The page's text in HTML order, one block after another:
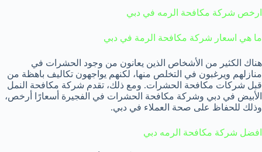
ارخص شركة مكافحة الرمه في دبي
ما هي اسعار شركة مكافحة الرمة في دبي
هناك الكثير من الأشخاص الذين يعانون من وجود الحشرات في
منازلهم ويرغبون في التخلص منها، لكنهم يواجهون تكاليف باهظة من
قبل شركات مكافحة الحشرات. ومع ذلك، تقدم شركة مكافحة النمل
الأبيض في دبي وشركة مكافحة الحشرات في الفجيرة أسعارًا أرخص،
وذلك للحفاظ على صحة العملاء في دبي.
افضل شركة مكافحة الرمه دبي